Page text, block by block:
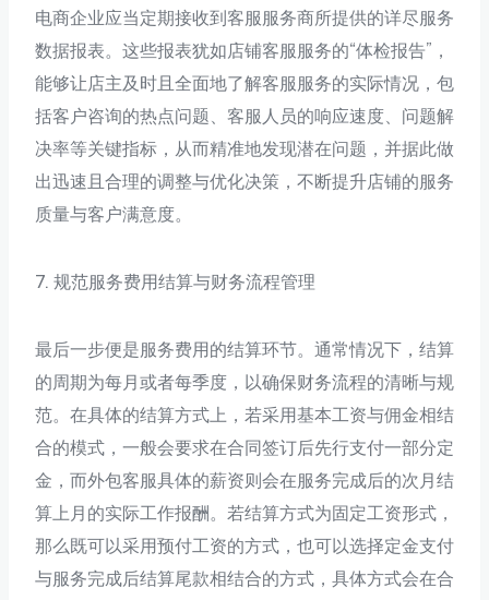
电商企业应当定期接收到客服服务商所提供的详尽服务
数据报表。这些报表犹如店铺客服服务的“体检报告”，
能够让店主及时且全面地了解客服服务的实际情况，包
括客户咨询的热点问题、客服人员的响应速度、问题解
决率等关键指标，从而精准地发现潜在问题，并据此做
出迅速且合理的调整与优化决策，不断提升店铺的服务
质量与客户满意度。
7. 规范服务费用结算与财务流程管理
最后一步便是服务费用的结算环节。通常情况下，结算
的周期为每月或者每季度，以确保财务流程的清晰与规
范。在具体的结算方式上，若采用基本工资与佣金相结
合的模式，一般会要求在合同签订后先行支付一部分定
金，而外包客服具体的薪资则会在服务完成后的次月结
算上月的实际工作报酬。若结算方式为固定工资形式，
那么既可以采用预付工资的方式，也可以选择定金支付
与服务完成后结算尾款相结合的方式，具体方式会在合